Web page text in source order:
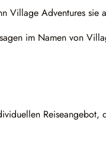
Village Adventures sie
im Namen von